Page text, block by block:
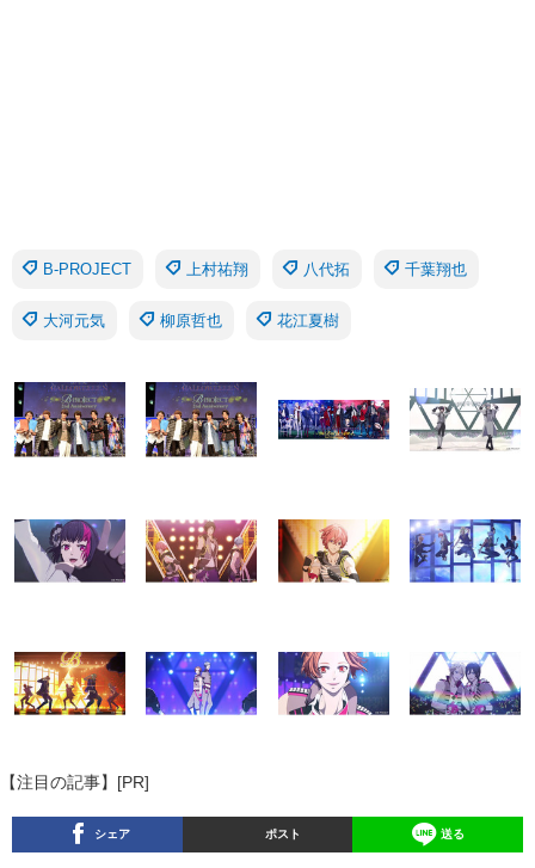
B-PROJECT 上村祐翔 八代拓 千葉翔也
大河元気 柳原哲也 花江夏樹
【注目の記事】[PR]
シェア ポスト 送る